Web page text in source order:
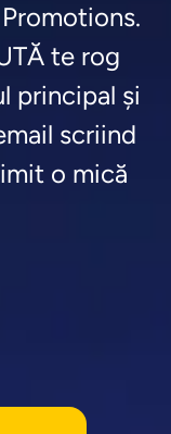
te rog
principal și
scriind
o mică